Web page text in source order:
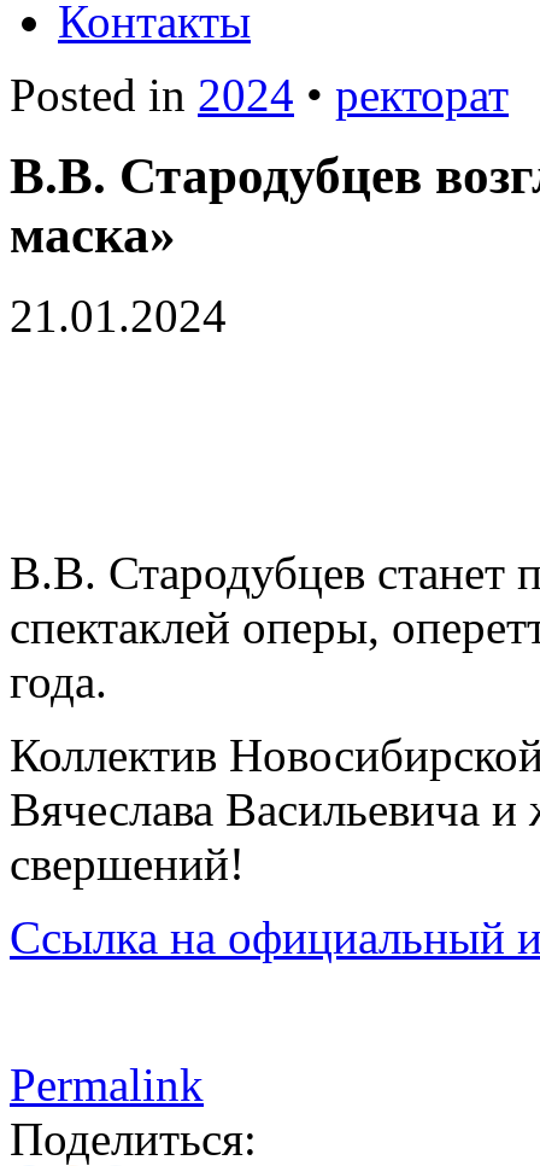
Контакты
Posted in 2024 • ректорат
В.В. Стародубцев
маска»
21.01.2024
В.В. Стародубцев станет
спектаклей оперы,
года.
Коллектив
Вячеслава Васильевича
свершений!
Ссылка на официальный
Permalink
Поделиться: